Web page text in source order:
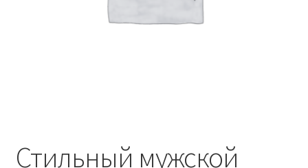
Стильный мужской